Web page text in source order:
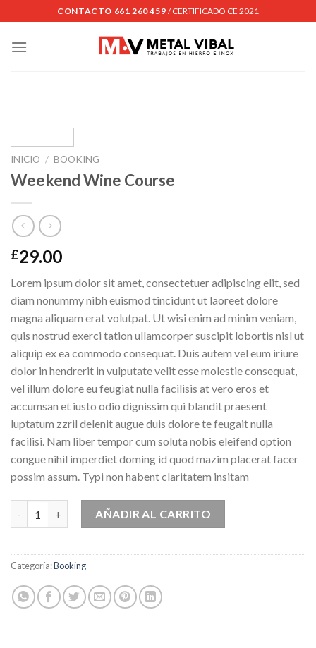
to
content
CONTACTO 661 260 459 / CERTIFICADO CE 2021
INICIO / BOOKING
Weekend Wine Course
£29.00
Lorem ipsum dolor sit amet, consectetuer adipiscing elit, sed
diam nonummy nibh euismod tincidunt ut laoreet dolore
magna aliquam erat volutpat. Ut wisi enim ad minim veniam,
quis nostrud exerci tation ullamcorper suscipit lobortis nisl ut
aliquip ex ea commodo consequat. Duis autem vel eum iriure
dolor in hendrerit in vulputate velit esse molestie consequat,
vel illum dolore eu feugiat nulla facilisis at vero eros et
accumsan et iusto odio dignissim qui blandit praesent
luptatum zzril delenit augue duis dolore te feugait nulla
facilisi. Nam liber tempor cum soluta nobis eleifend option
congue nihil imperdiet doming id quod mazim placerat facer
possim assum. Typi non habent claritatem insitam
Weekend Wine Course cantidad
AÑADIR AL CARRITO
Categoría:Booking